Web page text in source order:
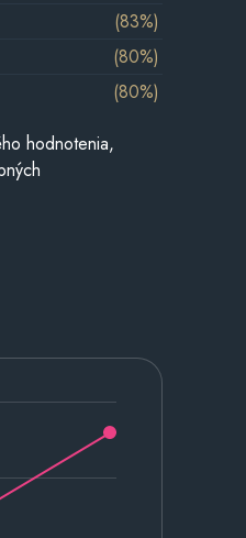
(83%)
(80%)
(80%)
hodnotenia,